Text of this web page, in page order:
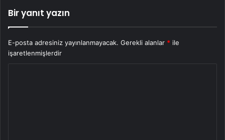
Bir yanıt yazın
E-posta adresiniz yayınlanmayacak. Gerekli alanlar * ile
işaretlenmişlerdir